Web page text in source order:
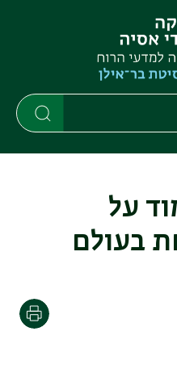
על
בעולם